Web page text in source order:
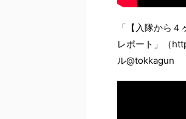
「【入隊から
レポート」（
ル@tokkagun